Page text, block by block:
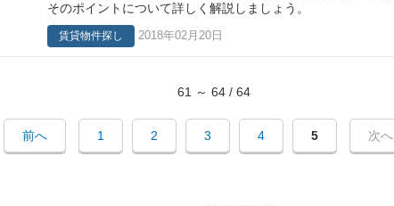
そのポイントについて詳しく解説しましょう。
賃貸物件探し 2018年02月20日
61 ～ 64 / 64
前へ 1 2 3 4 5 次へ